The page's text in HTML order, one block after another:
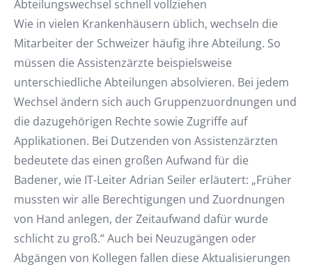
Abteilungswechsel schnell vollziehen
Wie in vielen Krankenhäusern üblich, wechseln die
Mitarbeiter der Schweizer häufig ihre Abteilung. So
müssen die Assistenzärzte beispielsweise
unterschiedliche Abteilungen absolvieren. Bei jedem
Wechsel ändern sich auch Gruppenzuordnungen und
die dazugehörigen Rechte sowie Zugriffe auf
Applikationen. Bei Dutzenden von Assistenzärzten
bedeutete das einen großen Aufwand für die
Badener, wie IT-Leiter Adrian Seiler erläutert: „Früher
mussten wir alle Berechtigungen und Zuordnungen
von Hand anlegen, der Zeitaufwand dafür wurde
schlicht zu groß.“ Auch bei Neuzugängen oder
Abgängen von Kollegen fallen diese Aktualisierungen